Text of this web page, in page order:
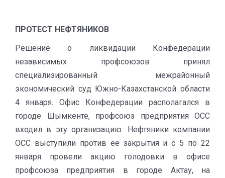
ПРОТЕСТ НЕФТЯНИКОВ
Решение о ликвидации Конфедерации
независимых профсоюзов принял
специализированный межрайонный
экономический суд Южно-Казахстанской области
4 января. Офис Конфедерации располагался в
городе Шымкенте, профсоюз предприятия OCC
входил в эту организацию. Нефтяники компании
ОСС выступили против ее закрытия и с 5 по 22
января провели акцию голодовки в офисе
профсоюза предприятия в городе Актау, на